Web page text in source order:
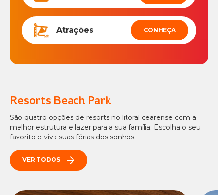
Atrações CONHEÇA
Resorts Beach Park
São quatro opções de resorts no litoral cearense com a
melhor estrutura e lazer para a sua família. Escolha o seu
favorito e viva suas férias dos sonhos.
VER TODOS